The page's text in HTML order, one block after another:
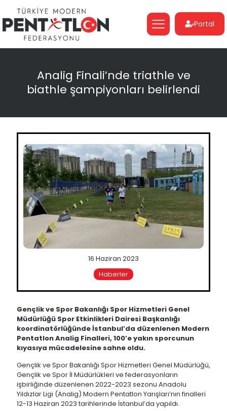
Portal
Analig Finali’nde triathle ve
biathle şampiyonları belirlendi
16 Haziran 2023
Haberler
Gençlik ve Spor Bakanlığı Spor Hizmetleri Genel
Müdürlüğü Spor Etkinlikleri Dairesi Başkanlığı
koordinatörlüğünde İstanbul’da düzenlenen Modern
Pentatlon Analig Finalleri, 100’e yakın sporcunun
kıyasıya mücadelesine sahne oldu.
Gençlik ve Spor Bakanlığı Spor Hizmetleri Genel Müdürlüğü,
Gençlik ve Spor İl Müdürlükleri ve federasyonların
işbirliğinde düzenlenen 2022-2023 sezonu Anadolu
Yıldızlar Ligi (Analig) Modern Pentatlon Yarışları’nın finalleri
12-13 Haziran 2023 tarihlerinde İstanbul’da yapıldı.